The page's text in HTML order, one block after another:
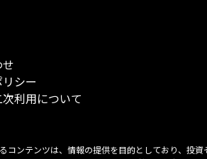
シー
利用について
コンテンツは、情報の提供を目的としており、投資